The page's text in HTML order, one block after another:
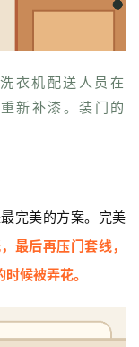
衣机配送人员在
新补漆。装门的
完美的方案。完美
最后再压门套线，
候被弄花。